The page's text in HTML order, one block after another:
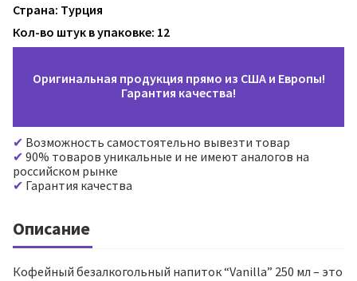
Страна: Турция
Кол-во штук в упаковке: 12
Оригинальная продукция прямо из США и Европы!
Гарантия качества!
Возможность самостоятельно вывезти товар
90% товаров уникальные и не имеют аналогов на
российском рынке
Гарантия качества
Описание
Кофейный безалкогольный напиток “Vanilla” 250 мл – это